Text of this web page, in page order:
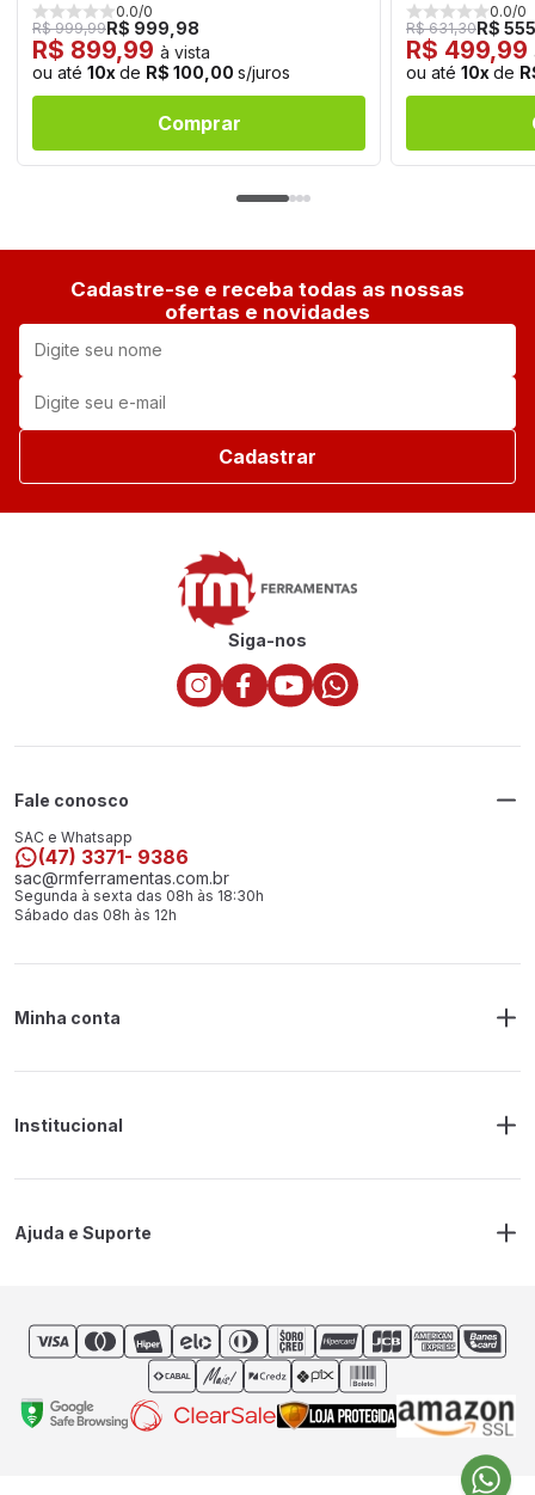
0.0/0
R$ 999,99R$ 999,98
R$ 899,99 à vista
ou até 10x de R$ 100,00 s/juros
Comprar
0.0/0
R$ 631,30R$
R$ 499,99
ou até 10x de
Cadastre-se e receba todas as nossas
ofertas e novidades
Cadastrar
Siga-nos
Fale conosco
SAC e Whatsapp
(47) 3371- 9386
sac@rmferramentas.com.br
Segunda à sexta das 08h às 18:30h
Sábado das 08h às 12h
Minha conta
Endereço de Entrega
Institucional
Politica de Privacidade
Ajuda e Suporte